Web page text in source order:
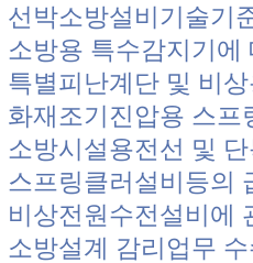
선박소방설비기술기
소방용 특수감지기에
특별피난계단 및 비
화재조기진압용 스프
소방시설용전선 및
스프링클러설비등의
비상전원수전설비에
소방설계 감리업무